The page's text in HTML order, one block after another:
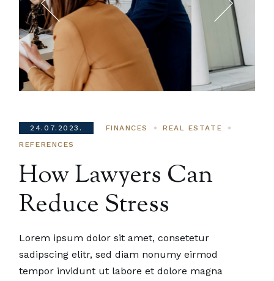
24.07.2023. FINANCES
REAL ESTATE
REFERENCES
How Lawyers Can
Reduce Stress
Lorem ipsum dolor sit amet, consetetur
sadipscing elitr, sed diam nonumy eirmod
tempor invidunt ut labore et dolore magna